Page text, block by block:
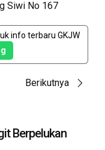
Siwi No 167
info terbaru GKJW
Berikutnya
Berpelukan